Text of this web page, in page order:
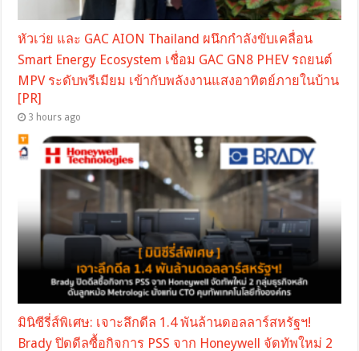
หัวเว่ย และ GAC AION Thailand ผนึกกำลังขับเคลื่อน
Smart Energy Ecosystem เชื่อม GAC GN8 PHEV รถยนต์
MPV ระดับพรีเมียม เข้ากับพลังงานแสงอาทิตย์ภายในบ้าน
[PR]
3 hours ago
มินิซีรี่ส์พิเศษ: เจาะลึกดีล 1.4 พันล้านดอลลาร์สหรัฐฯ!
Brady ปิดดีลซื้อกิจการ PSS จาก Honeywell จัดทัพใหม่ 2